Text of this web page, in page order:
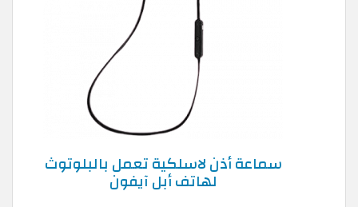
سماعة أذن لاسلكية تعمل بالبلوتوث
لهاتف أبل آيفون